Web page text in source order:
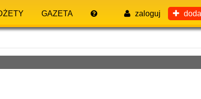
GAZETA zaloguj